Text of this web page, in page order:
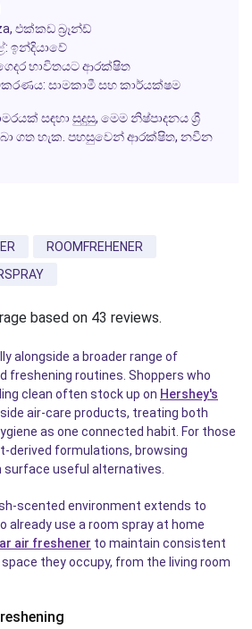
එක්කඩ බ්‍රෑන්ඩ්
ඉන්දියාවේ
භාවිතයට ආරක්ෂිත
සාමකාමී සහ කාර්යක්ෂම
සඳහා සුදුසු, මෙම නිෂ්පාදනය ශ්‍රී
ගත හැක. පහසුවෙන් ආරක්ෂිත, නවීන
ROOMFREHENER
based on 43 reviews.
alongside a broader range of
freshening routines. Shoppers who
clean often stock up on Hershey's
air-care products, treating both
as one connected habit. For those
derived formulations, browsing
surface useful alternatives.
scented environment extends to
already use a room spray at home
air freshener to maintain consistent
they occupy, from the living room